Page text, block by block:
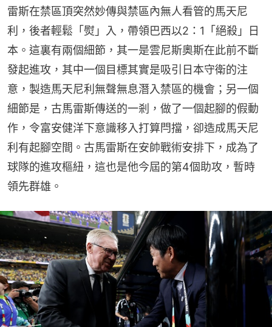
雷斯在禁區頂突然妙傳與禁區內無人看管的馬天尼
利，後者輕鬆「熨」入，帶領巴西以2：1「絕殺」日
本。這裏有兩個細節，其一是雲尼斯奧斯在此前不斷
發起進攻，其中一個目標其實是吸引日本守衛的注
意，製造馬天尼利無聲無息潛入禁區的機會；另一個
細節是，古馬雷斯傳送的一剎，做了一個起腳的假動
作，令富安健洋下意識移入打算閂擋，卻造成馬天尼
利有起腳空間。古馬雷斯在安帥戰術安排下，成為了
球隊的進攻樞紐，這也是他今屆的第4個助攻，暫時
領先群雄。